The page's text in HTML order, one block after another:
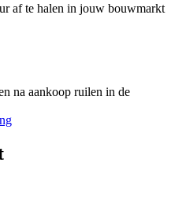
af te halen in jouw bouwmarkt
na aankoop ruilen in de